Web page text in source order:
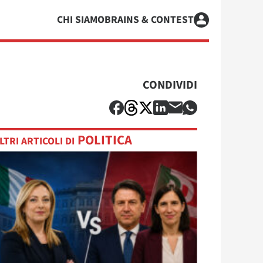
CHI SIAMOBRAINS & CONTEST
CONDIVIDI
ARTICOLI DI POLITICA